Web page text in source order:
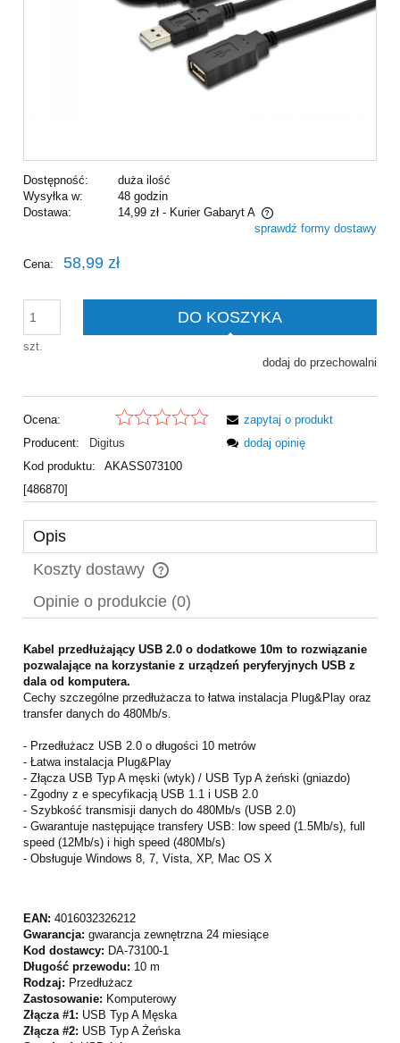
Dostępność:
duża ilość
Wysyłka w:
48 godzin
Dostawa:
14,99 zł - Kurier Gabaryt A
Cena nie zawiera ewentualnych kosztów płatnościsprawdź formy dostawy
Cena: 58,99 zł
szt.
DO KOSZYKA
dodaj do przechowalni
Ocena:
Producent:
Digitus
Kod produktu:
AKASS073100
[486870]
zapytaj o produkt
dodaj opinię
Opis
Koszty dostawy
Cena nie zawiera ewentualnych kosztów płatności
Opinie o produkcie (0)
Kabel przedłużający USB 2.0 o dodatkowe 10m to rozwiązanie
pozwalające na korzystanie z urządzeń peryferyjnych USB z
dala od komputera.
Cechy szczególne przedłużacza to łatwa instalacja Plug&Play oraz
transfer danych do 480Mb/s.
- Przedłużacz USB 2.0 o długości 10 metrów
- Łatwa instalacja Plug&Play
- Złącza USB Typ A męski (wtyk) / USB Typ A żeński (gniazdo)
- Zgodny z e specyfikacją USB 1.1 i USB 2.0
- Szybkość transmisji danych do 480Mb/s (USB 2.0)
- Gwarantuje następujące transfery USB: low speed (1.5Mb/s), full
speed (12Mb/s) i high speed (480Mb/s)
- Obsługuje Windows 8, 7, Vista, XP, Mac OS X
EAN: 4016032326212
Gwarancja: gwarancja zewnętrzna 24 miesiące
Kod dostawcy: DA-73100-1
Długość przewodu: 10 m
Rodzaj: Przedłużacz
Zastosowanie: Komputerowy
Złącza #1: USB Typ A Męska
Złącza #2: USB Typ A Żeńska